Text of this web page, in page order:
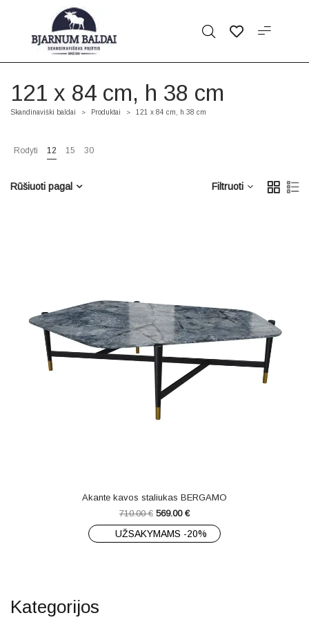
121 x 84 cm, h 38 cm
Skandinaviški baldai > Produktai > 121 x 84 cm, h 38 cm
Rodyti 12 15 30
Filtruoti
Rūšiuoti pagal
Akante kavos staliukas BERGAMO
710.00€ 569.00 €
UŽSAKYMAMS -20%
Kategorijos